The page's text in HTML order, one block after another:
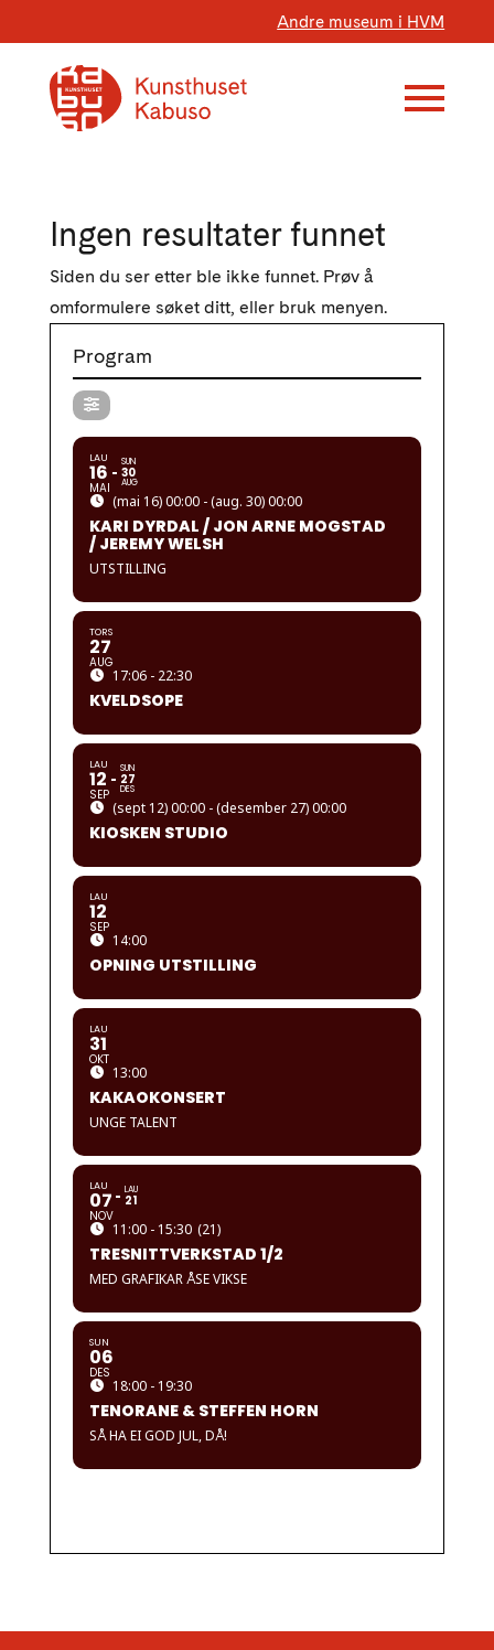
Andre museum i HVM
Ingen resultater funnet
Siden du ser etter ble ikke funnet. Prøv å
omformulere søket ditt, eller bruk menyen.
Program
LAU
16
MAI
SUN
30
AUG
(mai 16) 00:00 - (aug. 30) 00:00
KARI DYRDAL / JON ARNE MOGSTAD
/ JEREMY WELSH
UTSTILLING
TORS
27
AUG
17:06 - 22:30
KVELDSOPE
LAU
12
SEP
SUN
27
DES
(sept 12) 00:00 - (desember 27) 00:00
KIOSKEN STUDIO
LAU
12
SEP
14:00
OPNING UTSTILLING
LAU
31
OKT
13:00
KAKAOKONSERT
UNGE TALENT
LAU
07
NOV
LAU
21
11:00 - 15:30 (21)
TRESNITTVERKSTAD 1/2
MED GRAFIKAR ÅSE VIKSE
SUN
06
DES
18:00 - 19:30
TENORANE & STEFFEN HORN
SÅ HA EI GOD JUL, DÅ!